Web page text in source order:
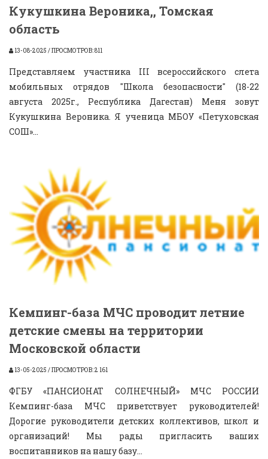
Кукушкина Вероника,, Томская
область
13-08-2025 / ПРОСМОТРОВ: 811
Представляем участника III всероссийского слета
мобильных отрядов "Школа безопасности" (18-22
августа 2025г., Республика Дагестан) Меня зовут
Кукушкина Вероника. Я ученица МБОУ «Петуховская
СОШ»...
Кемпинг-база МЧС проводит летние
детские смены на территории
Московской области
13-05-2025 / ПРОСМОТРОВ: 2 161
ФГБУ «ПАНСИОНАТ СОЛНЕЧНЫЙ» МЧС РОССИИ
Кемпинг-база МЧС приветствует руководителей!
Дорогие руководители детских коллективов, школ и
организаций! Мы рады пригласить ваших
воспитанников на нашу базу...